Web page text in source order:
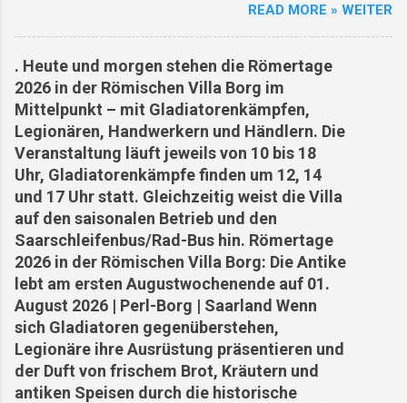
Kooperation bei Experimenten & Publikationen
In der Villa-Borg-Dokumentation werden
Kooperationen mit Universitäten wie
Saarbrücken, Köln, Trier, Marburg, Utrecht
genannt. ( villa-borg.de ) ARCHEOglas /
Glasofenexperiment Experimentelle
Archäologie im Bereich Glashütten /
Glasfertigung Private / projektbezogene
Website mit Fokus auf rekonstruktive
Glasforschung am Standort Villa Borg (...
Menschen vor Ort hat. Die extreme Hitze hat zu
mehreren Todesfällen geführt, insbesondere
unter Arbeitern, die während ihrer Arbeit
zusammengebrochen sind. Die Hitze hat auch
zu Waldbränden und nahezu ausgetrockneten
Flüssen in der Region geführt. Die Klimakrise
zeigt sich in Borg deutlich, und die Situation ist
besorgniserregend. Mehrere Menschen,
darunter ein Bäcker, ein Bauarbeiter, ein
Straßenmarkierer und ein
Supermarktmitarbeiter, sind Opfer der Hitze
geworden. Die Bedingungen sind so extrem,
dass selbst Touristen unter der Hitze leiden.
Angesichts der Todesfälle und des Leids haben
einige Arbeiterorganisationen und
Gewerkschaften verbesserte
Arbeitsbedingungen gefordert und sogar mit
Streiks gedroht, u...
READ MORE » WEITER
. Heute und morgen stehen die Römertage
2026 in der Römischen Villa Borg im
Mittelpunkt – mit Gladiatorenkämpfen,
Legionären, Handwerkern und Händlern. Die
Veranstaltung läuft jeweils von 10 bis 18
Uhr, Gladiatorenkämpfe finden um 12, 14
und 17 Uhr statt. Gleichzeitig weist die Villa
auf den saisonalen Betrieb und den
Saarschleifenbus/Rad-Bus hin. Römertage
2026 in der Römischen Villa Borg: Die Antike
lebt am ersten Augustwochenende auf 01.
August 2026 | Perl-Borg | Saarland Wenn
sich Gladiatoren gegenüberstehen,
Legionäre ihre Ausrüstung präsentieren und
der Duft von frischem Brot, Kräutern und
antiken Speisen durch die historische